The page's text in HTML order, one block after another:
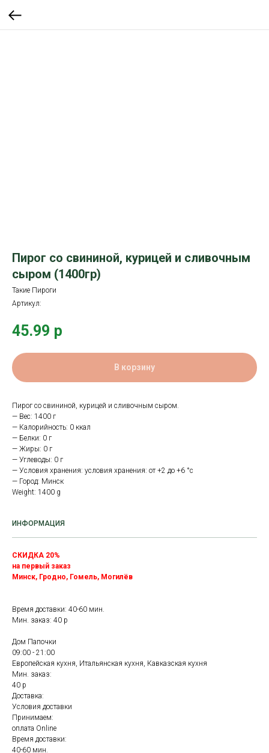
Пирог со свининой, курицей и сливочным
сыром (1400гр)
Такие Пироги
Артикул:
45.99 р
В корзину
Пирог со свининой, курицей и сливочным сыром.
— Вес: 1400 г
— Калорийность: 0 ккал
— Белки: 0 г
— Жиры: 0 г
— Углеводы: 0 г
— Условия хранения: условия хранения: от +2 до +6 °с
— Город: Минск
Weight: 1400 g
ИНФОРМАЦИЯ
СКИДКА 20%
на первый заказ
Минск, Гродно, Гомель, Могилёв
Время доставки: 40-60 мин.
Мин. заказ: 40 р
Дом Папочки
09:00 - 21:00
Европейская кухня, Итальянская кухня, Кавказская кухня
Мин. заказ:
40 р
Доставка:
Условия доставки
Принимаем:
оплата Online
Время доставки:
40-60 мин.